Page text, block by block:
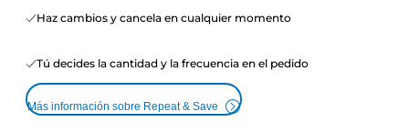
Haz cambios y cancela en cualquier momento
Tú decides la cantidad y la frecuencia en el pedido
Más información sobre Repeat & Save